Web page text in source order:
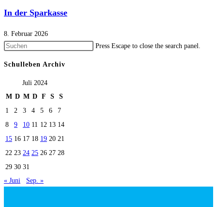
In der Sparkasse
8. Februar 2026
Press Escape to close the search panel.
Schulleben Archiv
Juli 2024
M D M D F S
S
1
2 3 4 5 6
7
8
9 10 11 12 13 14
15 16 17 18 19 20 21
22 23 24 25 26 27 28
29 30 31
« Juni
Sep. »